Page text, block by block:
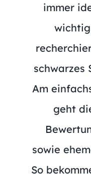
immer
schwarzes
Am
geht
sowie
So